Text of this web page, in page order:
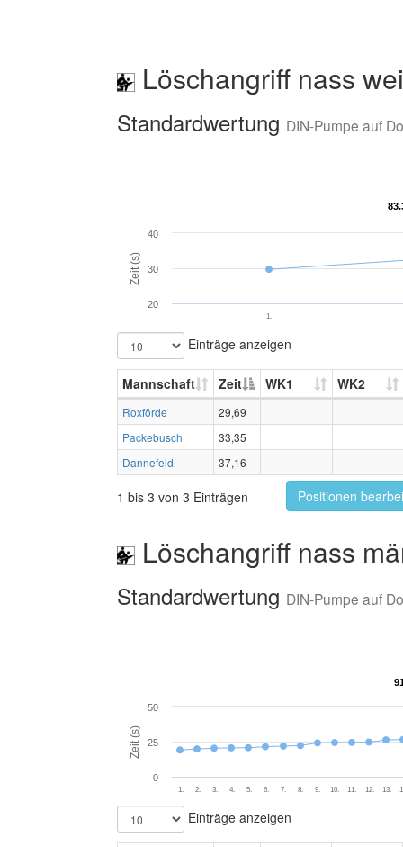
Löschangriff nass
Standardwertung DIN-Pumpe auf
Zeit (s)
1.
20
30
40
Einträge anzeigen
Mannschaft Zeit WK1 WK2
Roxförde
29,69
Packebusch
33,35
Dannefeld
37,16
1 bis 3 von 3 Einträgen Positionen
Löschangriff nass
Standardwertung DIN-Pumpe auf
Zeit (s)
1. 2. 3. 4. 5. 6. 7. 8. 9. 10. 11. 12. 13.
0
25
50
Einträge anzeigen